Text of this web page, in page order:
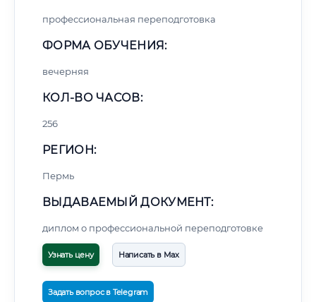
профессиональная переподготовка
ФОРМА ОБУЧЕНИЯ:
вечерняя
КОЛ-ВО ЧАСОВ:
256
РЕГИОН:
Пермь
ВЫДАВАЕМЫЙ ДОКУМЕНТ:
диплом о профессиональной переподготовке
Узнать цену Написать в Max
Задать вопрос в Telegram